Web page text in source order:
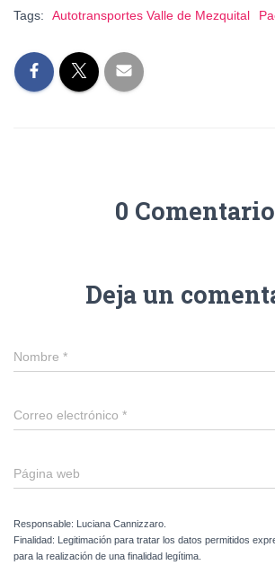
Tags: Autotransportes Valle de Mezquital
0
Deja un
Nombre *
Correo electrónico *
Página web
Responsable: Luciana Cannizzaro.
Finalidad: Legitimación para tratar los datos permitidos
para la realización de una finalidad legítima.